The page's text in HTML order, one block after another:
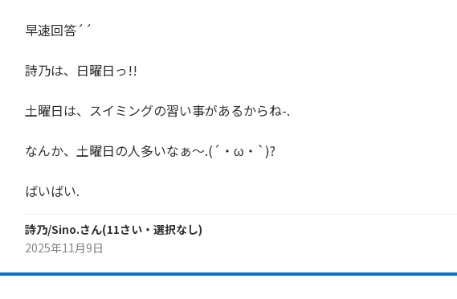
早速回答´´
詩乃は、日曜日っ!!
土曜日は、スイミングの習い事があるからね-.
なんか、土曜日の人多いなぁ～.(´・ω・`)?
ばいばい.
詩乃/Sino.さん(11さい・ 選択なし)
2025年11月9日